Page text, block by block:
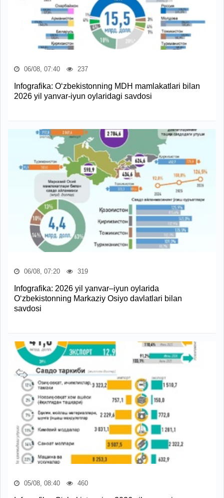
06/08, 07:40 237
Infografika: O‘zbekistonning MDH mamlakatlari bilan
2026 yil yanvar-iyun oylaridagi savdosi
06/08, 07:20 319
Infografika: 2026 yil yanvar–iyun oylarida
O‘zbekistonning Markaziy Osiyo davlatlari bilan
savdosi
05/08, 08:40 460